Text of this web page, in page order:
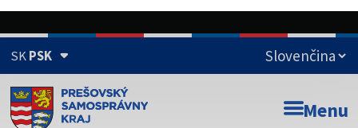
SKPSK
Doména psk.sk je oficiálna Menu